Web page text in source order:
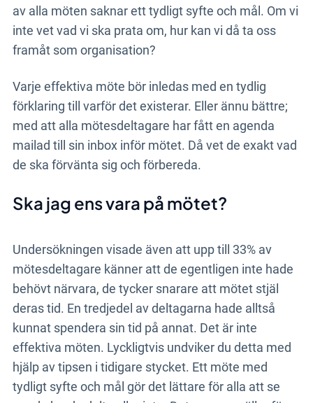
av alla möten saknar ett tydligt syfte och mål. Om vi
inte vet vad vi ska prata om, hur kan vi då ta oss
framåt som organisation?
Varje effektiva möte bör inledas med en tydlig
förklaring till varför det existerar. Eller ännu bättre;
med att alla mötesdeltagare har fått en agenda
mailad till sin inbox inför mötet. Då vet de exakt vad
de ska förvänta sig och förbereda.
Ska jag ens vara på mötet?
Undersökningen visade även att upp till 33% av
mötesdeltagare känner att de egentligen inte hade
behövt närvara, de tycker snarare att mötet stjäl
deras tid. En tredjedel av deltagarna hade alltså
kunnat spendera sin tid på annat. Det är inte
effektiva möten. Lyckligtvis undviker du detta med
hjälp av tipsen i tidigare stycket. Ett möte med
tydligt syfte och mål gör det lättare för alla att se